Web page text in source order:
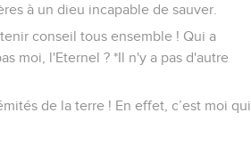
à un dieu incapable de sauver.
conseil tous ensemble ! Qui a
moi, l'Eternel ? *Il n'y a pas d'autre
de la terre ! En effet, c’est moi qui